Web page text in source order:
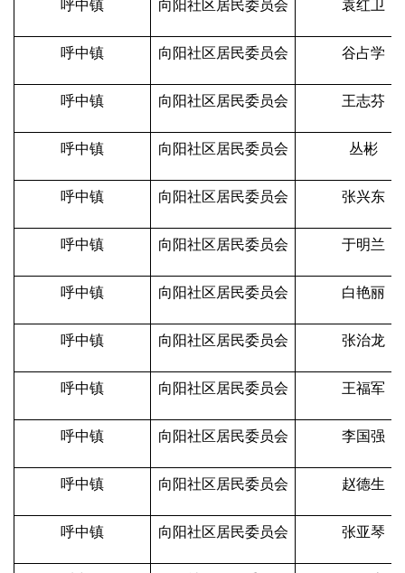
呼中镇 向阳社区居民委员会 袁红卫
呼中镇 向阳社区居民委员会 谷占学
呼中镇 向阳社区居民委员会 王志芬
呼中镇 向阳社区居民委员会 丛彬
呼中镇 向阳社区居民委员会 张兴东
呼中镇 向阳社区居民委员会 于明兰
呼中镇 向阳社区居民委员会 白艳丽
呼中镇 向阳社区居民委员会 张治龙
呼中镇 向阳社区居民委员会 王福军
呼中镇 向阳社区居民委员会 李国强
呼中镇 向阳社区居民委员会 赵德生
呼中镇 向阳社区居民委员会 张亚琴